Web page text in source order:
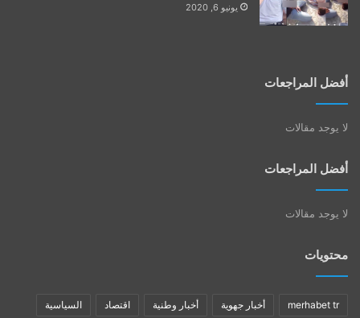
يونيو 6, 2020
أفضل المراجعات
لا يوجد مقالات
أفضل المراجعات
لا يوجد مقالات
محتويات
merhabet tr أخبار جهوية أخبار وطنية اقتصاد السياسية